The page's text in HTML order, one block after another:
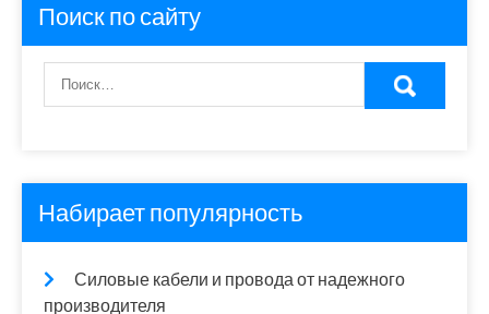
Поиск по сайту
Набирает популярность
Силовые кабели и провода от надежного
производителя